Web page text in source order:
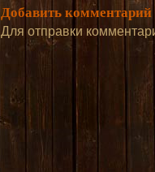
Добавить комментарий
Для отправки